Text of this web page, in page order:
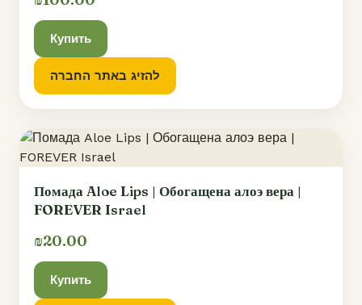
Купить
להזיג באתר החברה
Помада Aloe Lips | Обогащена алоэ вера |
FOREVER Israel
₪20.00
Купить